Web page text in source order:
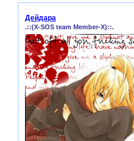
Дейдара
.::(X-SOS team Member-X)::.